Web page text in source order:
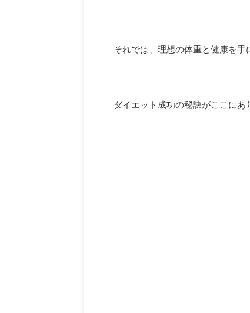
それでは、理想の体重と健康を手
ダイエット成功の秘訣がここにあ